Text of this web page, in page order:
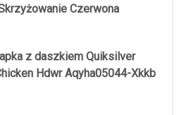
Czerwona
z daszkiem Quiksilver
Hdwr Aqyha05044-Xkkb